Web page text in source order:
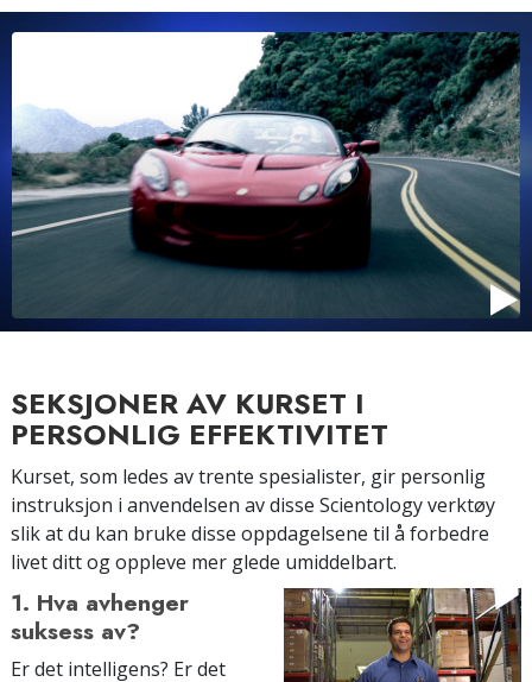
SEKSJONER AV KURSET I
PERSONLIG EFFEKTIVITET
Kurset, som ledes av trente spesialister, gir personlig
instruksjon i anvendelsen av disse Scientology verktøy
slik at du kan bruke disse oppdagelsene til å forbedre
livet ditt og oppleve mer glede umiddelbart.
1. Hva avhenger
suksess av?
Er det intelligens? Er det